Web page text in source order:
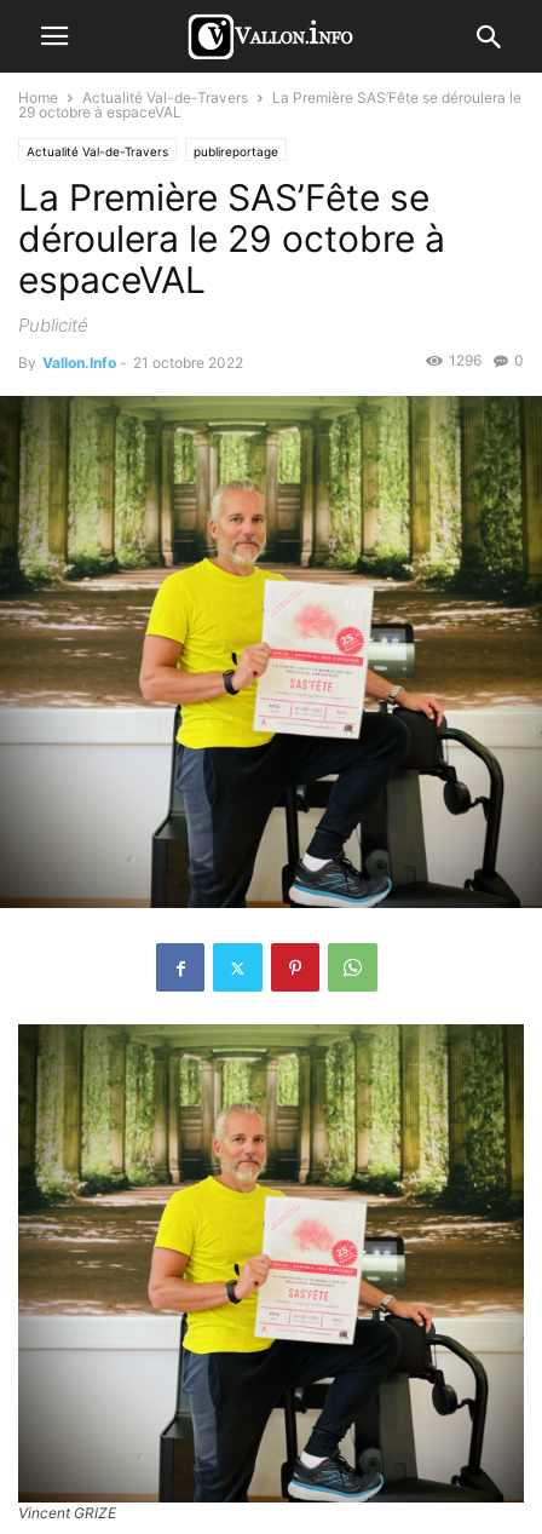
Home Actualité Val-de-Travers
La Première SAS’Fête se déroulera le
29 octobre à espaceVAL
Actualité Val-de-Travers publireportage
La Première SAS’Fête se
déroulera le 29 octobre à
espaceVAL
Publicité
By Vallon.Info - 21 octobre 2022 0
1296
Vincent GRIZE